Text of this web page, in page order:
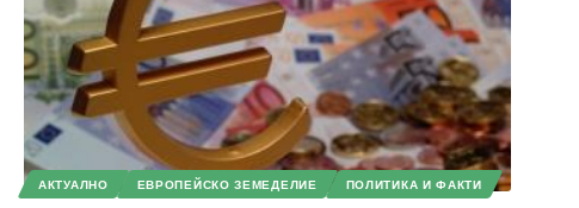
АКТУАЛНО ЕВРОПЕЙСКО ЗЕМЕДЕЛИЕ ПОЛИТИКА И ФАКТИ